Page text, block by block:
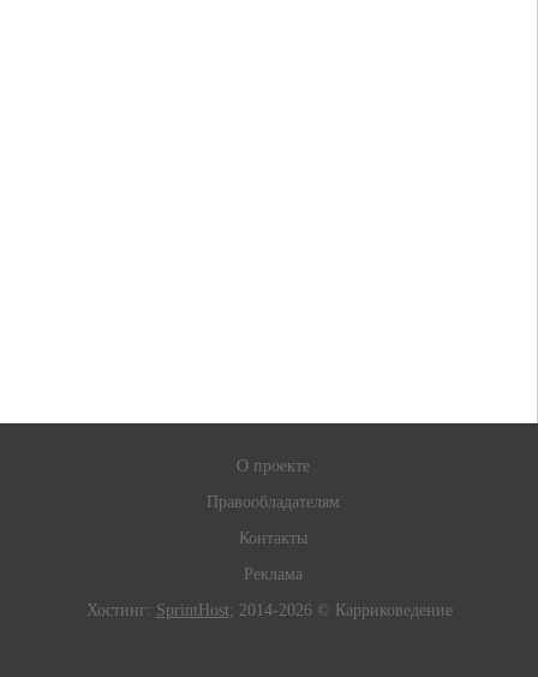
О проекте
Правообладателям
Контакты
Реклама
Хостинг: SprintHost; 2014-2026 © Карриковедение